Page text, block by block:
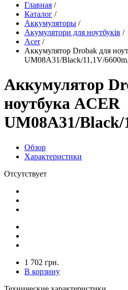
Главная /
Каталог /
Аккумуляторы /
Акумулятори для ноутбуків /
Acer/
Аккумулятор Drobak для
UM08A31/Black/11,1V/
Аккумулятор
ноутбука ACER
UM08A31/Black/
Обзор
Характеристики
Отсутствует
1 702 грн.
В корзину